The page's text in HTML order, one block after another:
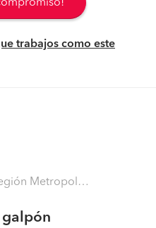
trabajos como este
- Santiago)
galpón